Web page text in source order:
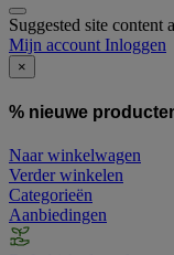
Suggested site content
Mijn account Inloggen
×
% nieuwe
Naar winkelwagen
Verder winkelen
Categorieën
Aanbiedingen